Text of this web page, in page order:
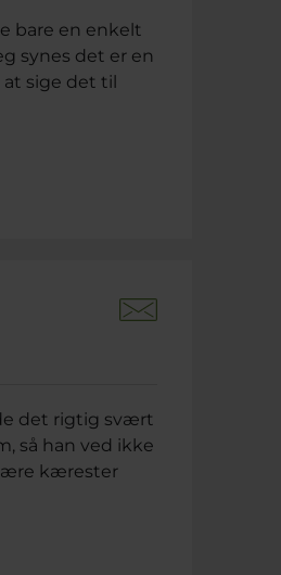
bare en enkelt
synes det er en
at sige det til
det rigtig svært
så han ved ikke
kærester